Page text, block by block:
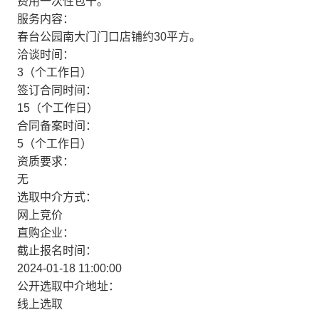
服务内容：
春台公园南大门门口店铺约30平方。
洽谈时间：
3（个工作日）
签订合同时间：
15（个工作日）
合同备案时间：
5（个工作日）
资质要求：
无
选取中介方式：
网上竞价
直购企业：
截止报名时间：
2024-01-18 11:00:00
公开选取中介地址：
线上选取